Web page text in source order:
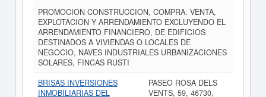
PROMOCION CONSTRUCCION, COMPRA. VENTA,
EXPLOTACION Y ARRENDAMIENTO EXCLUYENDO EL
ARRENDAMIENTO FINANCIERO, DE EDIFICIOS
DESTINADOS A VIVIENDAS O LOCALES DE
NEGOCIO, NAVES INDUSTRIALES URBANIZACIONES
SOLARES, FINCAS RUSTI
BRISAS INVERSIONES
INMOBILIARIAS DEL
PASEO ROSA DELS
VENTS, 59, 46730,